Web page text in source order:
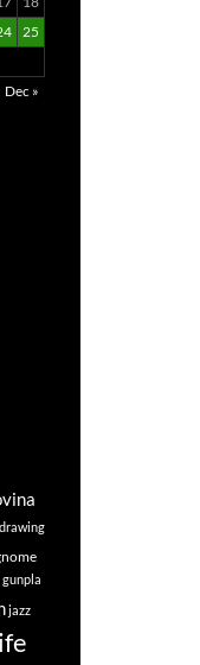
25
Dec »
drawing
gunpla
jazz